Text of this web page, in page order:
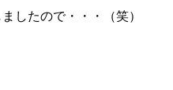
したので・・・（笑）